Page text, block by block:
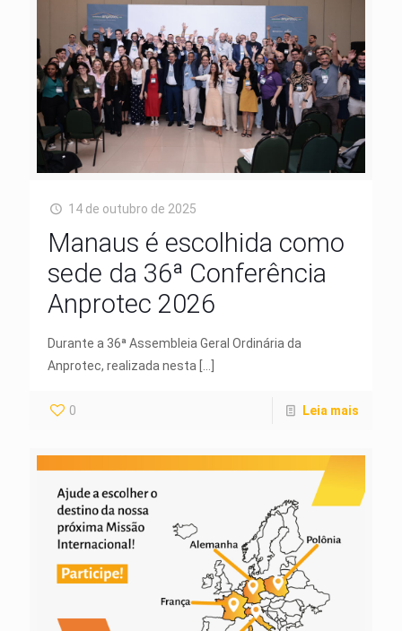
14 de outubro de 2025
Manaus é escolhida como
sede da 36ª Conferência
Anprotec 2026
Durante a 36ª Assembleia Geral Ordinária da
Anprotec, realizada nesta
0 Leia mais